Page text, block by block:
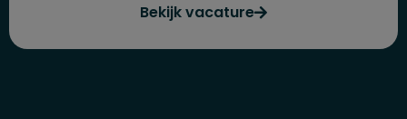
Bekijk vacature